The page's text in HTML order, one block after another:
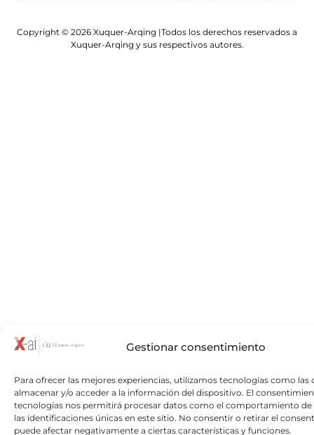
Gestionar consentimiento
Para ofrecer las mejores experiencias, utilizamos tecnologías como las
almacenar y/o acceder a la información del dispositivo. El
tecnologías nos permitirá procesar datos como el comportamiento de
las identificaciones únicas en este sitio. No consentir o retirar el
puede afectar negativamente a ciertas características y funciones.
Copyright © 2026 Xuquer-Arqing |Todos los derechos reservados a
Xuquer-Arqing y sus respectivos autores.